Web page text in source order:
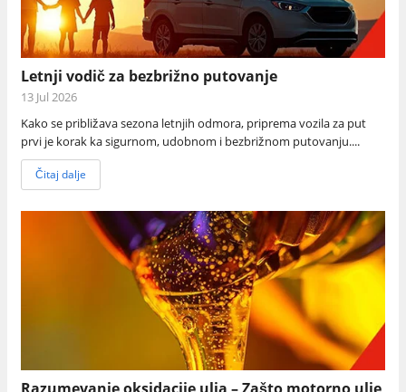
Letnji vodič za bezbrižno putovanje
13 Jul 2026
Kako se približava sezona letnjih odmora, priprema vozila za put
prvi je korak ka sigurnom, udobnom i bezbrižnom putovanju....
Čitaj dalje